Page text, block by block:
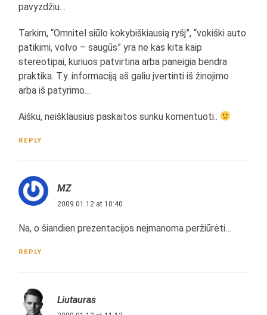
pavyzdžiu…
Tarkim, “Omnitel siūlo kokybiškiausią ryšį”, “vokiški auto
patikimi, volvo – saugūs” yra ne kas kita kaip
stereotipai, kuriuos patvirtina arba paneigia bendra
praktika. T.y. informaciją aš galiu įvertinti iš žinojimo
arba iš patyrimo…
Aišku, neišklausius paskaitos sunku komentuoti..
REPLY
MZ
2009.01.12 at 10:40
Na, o šiandien prezentacijos neįmanoma peržiūrėti…
REPLY
Liutauras